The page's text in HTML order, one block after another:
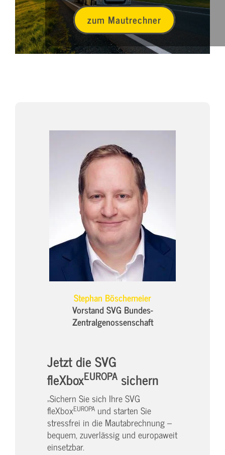
zum Mautrechner
Stephan Böschemeier
Vorstand SVG Bundes-
Zentralgenossenschaft
Jetzt die SVG
fleXboxEUROPA sichern
„Sichern Sie sich Ihre SVG
fleXboxEUROPA und starten Sie
stressfrei in die Mautabrechnung –
bequem, zuverlässig und europaweit
einsetzbar.